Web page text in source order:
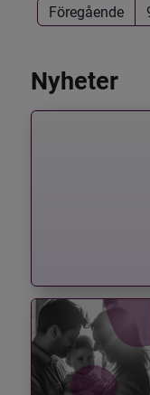
Föregående
Nyheter